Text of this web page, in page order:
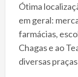
Ótima
em geral:
farmácias,
Chagas e ao
diversas